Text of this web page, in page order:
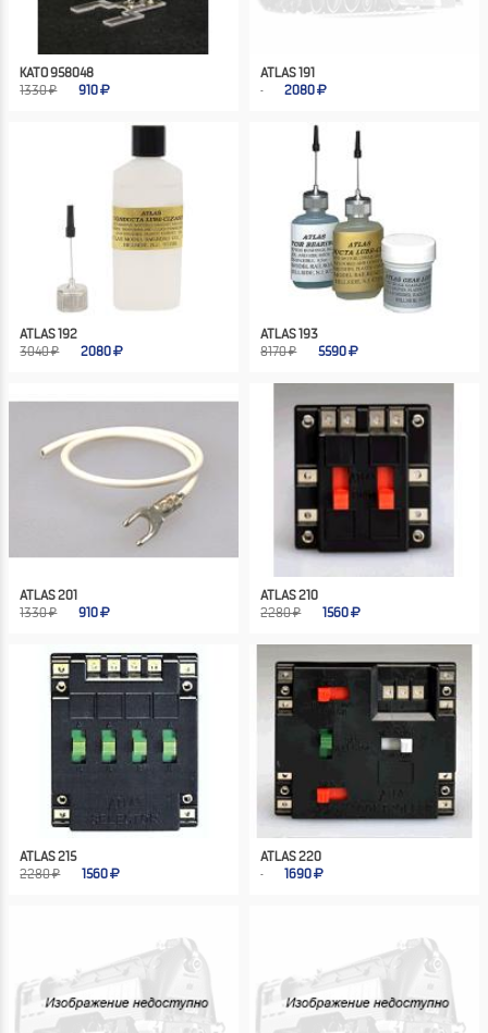
KATO 958048
1330 ₽
910
ATLAS 191
2080
ATLAS 192
3040 ₽
2080
ATLAS 193
8170 ₽
5590
ATLAS 201
1330 ₽
910
ATLAS 210
2280 ₽
1560
ATLAS 215
2280 ₽
1560
ATLAS 220
1690